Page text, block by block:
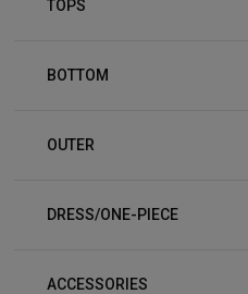
TOPS
BOTTOM
OUTER
DRESS/ONE-PIECE
ACCESSORIES